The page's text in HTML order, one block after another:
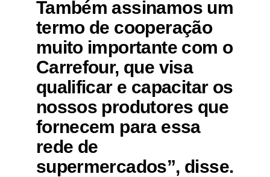
Também assinamos um
termo de cooperação
muito importante com o
Carrefour, que visa
qualificar e capacitar os
nossos produtores que
fornecem para essa
rede de
supermercados”, disse.